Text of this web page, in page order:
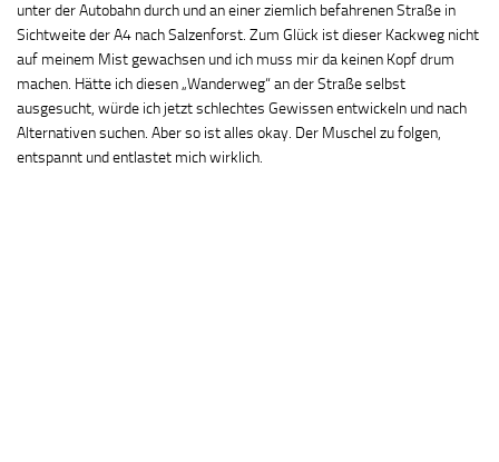
unter der Autobahn durch und an einer ziemlich befahrenen Straße in
Sichtweite der A4 nach Salzenforst. Zum Glück ist dieser Kackweg nicht
auf meinem Mist gewachsen und ich muss mir da keinen Kopf drum
machen. Hätte ich diesen „Wanderweg“ an der Straße selbst
ausgesucht, würde ich jetzt schlechtes Gewissen entwickeln und nach
Alternativen suchen. Aber so ist alles okay. Der Muschel zu folgen,
entspannt und entlastet mich wirklich.